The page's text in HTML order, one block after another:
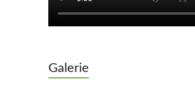
Galerie